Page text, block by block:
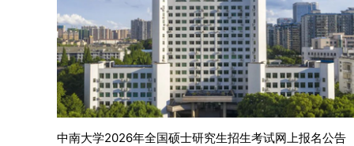
中南大学2026年全国硕士研究生招生考试网上报名公告